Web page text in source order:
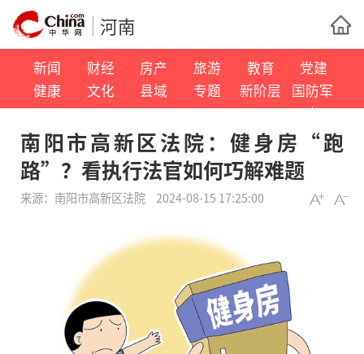
河南
新闻 财经 房产 旅游 教育
党建
健康
文化 县域 专题 新阶层
国防军
事
南阳市高新区法院：健身房“跑
路”？看执行法官如何巧解难题
来源： 南阳市高新区法院 2024-08-15 17:25:00